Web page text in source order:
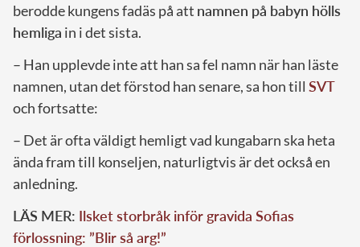
berodde kungens fadäs på att namnen på babyn hölls
hemliga in i det sista.
– Han upplevde inte att han sa fel namn när han läste
namnen, utan det förstod han senare, sa hon till SVT
och fortsatte:
– Det är ofta väldigt hemligt vad kungabarn ska heta
ända fram till konseljen, naturligtvis är det också en
anledning.
LÄS MER: Ilsket storbråk inför gravida Sofias
förlossning: ”Blir så arg!”